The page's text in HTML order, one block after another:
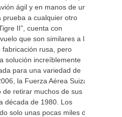
ágil y en manos de un
prueba a cualquier otro
II”, cuenta con
que son similares a las
rusa, pero
solución increíblemente
para una variedad de
la Fuerza Aérea Suiza
retirar muchos de sus F-
década de 1980. Los
solo unas pocas miles de